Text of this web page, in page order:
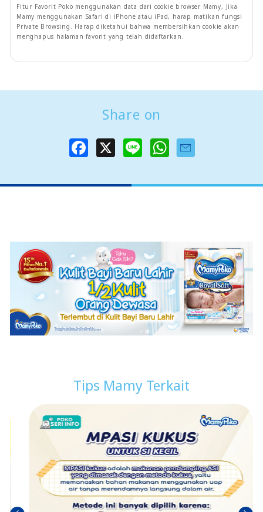
Fitur Favorit Poko menggunakan data dari cookie browser Mamy, Jika
Mamy menggunakan Safari di iPhone atau iPad, harap matikan fungsi
Private Browsing. Harap diketahui bahwa membersihkan cookie akan
menghapus halaman favorit yang telah didaftarkan.
Share on
b
o
W
s
A
Tips Mamy Terkait